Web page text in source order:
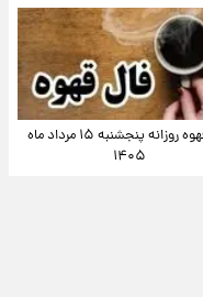
فال قهوه روزانه پنجشنبه ۱۵ مرداد ماه
۱۴۰۵